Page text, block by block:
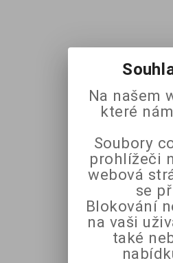
Na našem
které
Soubory
prohlížeči
webová
se
Blokování
na vaši
také